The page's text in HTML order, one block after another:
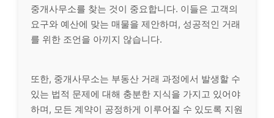
중개사무소를 찾는 것이 중요합니다. 이들은 고객의
요구와 예산에 맞는 매물을 제안하며, 성공적인 거래
를 위한 조언을 아끼지 않습니다.
또한, 중개사무소는 부동산 거래 과정에서 발생할 수
있는 법적 문제에 대해 충분한 지식을 가지고 있어야
하며, 모든 계약이 공정하게 이루어질 수 있도록 지원